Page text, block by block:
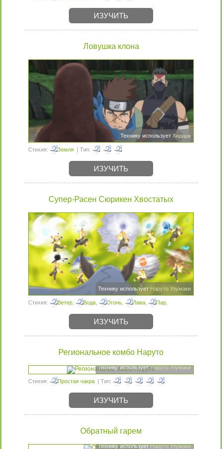
ИЗУЧИТЬ
Ловушка клона
Технику использует Хидари
Стихия: Земля | Тип:
ИЗУЧИТЬ
Супер-Расен Сюрикен Хвостатых
Технику использует Наруто Узумаки
Стихия: Ветер Вода Огонь Лава Пар
ИЗУЧИТЬ
Региональное комбо Наруто
Технику используетНаруто Узумаки
Стихия: Простая чакра | Тип:
ИЗУЧИТЬ
Обратный гарем
Технику используетНаруто Узумаки